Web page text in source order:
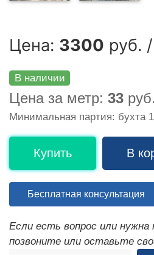
Цена: 3300 руб.
В наличии
Цена за метр: 33 руб.
Минимальная партия: бухта
Купить В
Бесплатная консультация
Если есть вопрос или
позвоните или оставьте